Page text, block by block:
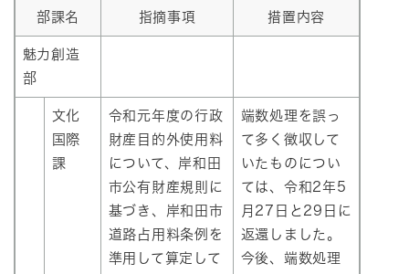
部課名 指摘事項 措置内容
魅力創造
部
文化
国際
課
令和元年度の行政
財産目的外使用料
について、岸和田
市公有財産規則に
基づき、岸和田市
道路占用料条例を
準用して算定して
端数処理を誤っ
て多く徴収して
いたものについ
ては、令和2年5
月27日と29日に
返還しました。
今後、端数処理